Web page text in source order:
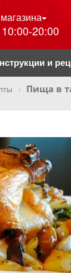
20:00
и
Пища в